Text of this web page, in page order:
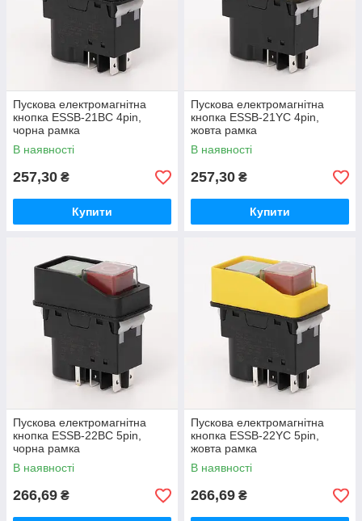
Пускова електромагнітна
кнопка ESSB-21BC 4pin,
чорна рамка
В наявності
257,30 ₴
Купити
Пускова електромагнітна
кнопка ESSB-21YC 4pin,
жовта рамка
В наявності
257,30 ₴
Купити
Пускова електромагнітна
кнопка ESSB-22BC 5pin,
чорна рамка
В наявності
266,69 ₴
Пускова електромагнітна
кнопка ESSB-22YC 5pin,
жовта рамка
В наявності
266,69 ₴